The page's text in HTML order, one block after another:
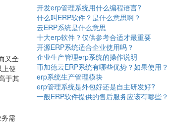
又全
使
于其
需
开发erp管理系统用什么编程语言?
什么叫ERP软件？是什么意思啊？
云ERP系统是什么意思
十大erp软件？仅供参考合适才最重要
开源ERP系统适合企业使用吗？
企业生产管理erp系统的操作说明
币加德云ERP系统有哪些优势？如果使用？
erp系统生产管理模块
erp管理系统是外包好还是自主研发好?
一般ERP软件提供的售后服务应该有哪些？